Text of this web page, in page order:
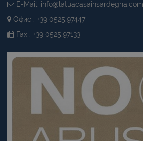
E-Mail: info@latuacasainsardegna.com
Офис : +39 0525.97447
Fax : +39 0525.97133